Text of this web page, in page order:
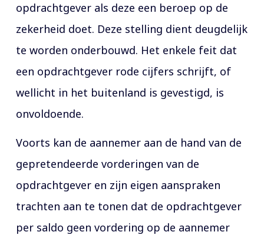
opdrachtgever als deze een beroep op de
zekerheid doet. Deze stelling dient deugdelijk
te worden onderbouwd. Het enkele feit dat
een opdrachtgever rode cijfers schrijft, of
wellicht in het buitenland is gevestigd, is
onvoldoende.
Voorts kan de aannemer aan de hand van de
gepretendeerde vorderingen van de
opdrachtgever en zijn eigen aanspraken
trachten aan te tonen dat de opdrachtgever
per saldo geen vordering op de aannemer